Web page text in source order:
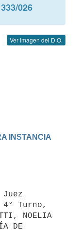
026
Ver Imagen del D.O.
INSTANCIA
Turno,
NOELIA
DE